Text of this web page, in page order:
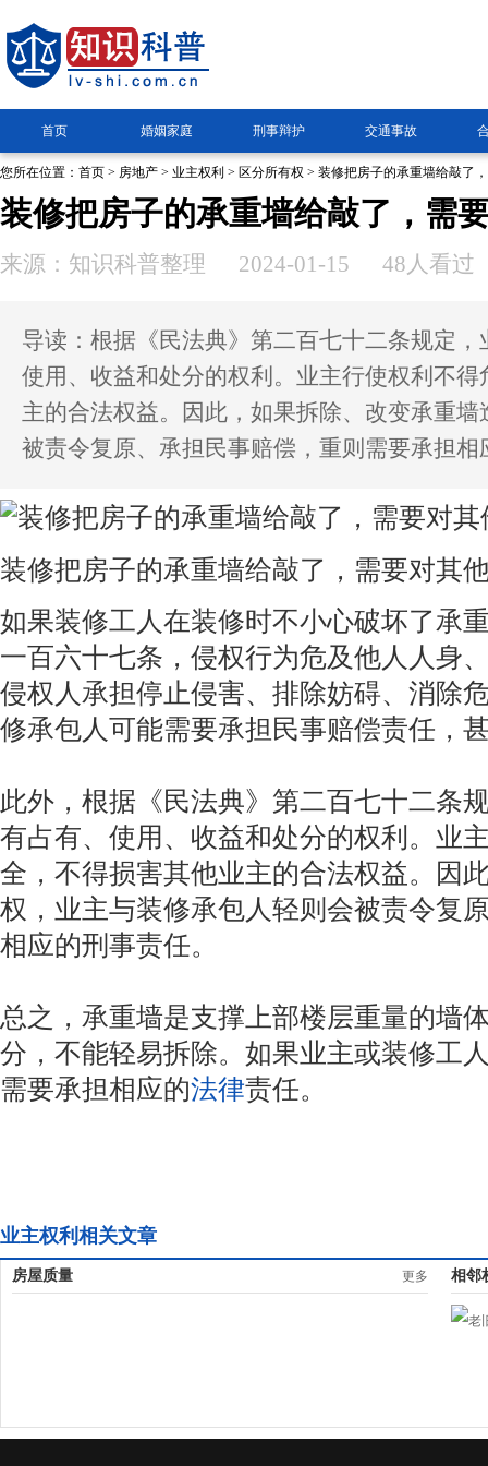
首页 婚姻家庭 刑事辩护 交通事故
您所在位置： 首页 > 房地产 > 业主权利 > 区分所有权 > 装修把房子的承重墙给敲了
装修把房子的承重墙给敲了，需
来源：知识科普整理 2024-01-15 48人看过
导读：根据《民法典》第二百七十二条规定
使用、收益和处分的权利。业主行使权利不
主的合法权益。因此，如果拆除、改变承重
被责令复原、承担民事赔偿，重则需要承担相
装修把房子的承重墙给敲了，需要对其
如果装修工人在装修时不小心破坏了承
一百六十七条，侵权行为危及他人人身
侵权人承担停止侵害、排除妨碍、消除
修承包人可能需要承担民事赔偿责任，
此外，根据《民法典》第二百七十二条
有占有、使用、收益和处分的权利。业
全，不得损害其他业主的合法权益。因
权，业主与装修承包人轻则会被责令复
相应的刑事责任。
总之，承重墙是支撑上部楼层重量的墙
分，不能轻易拆除。如果业主或装修工
需要承担相应的法律责任。
业主权利相关文章
房屋质量 更多 相邻